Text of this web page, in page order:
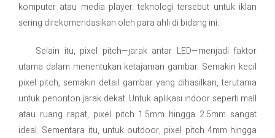
komputer atau media player. teknologi tersebut untuk iklan
sering direkomendasikan oleh para ahli di bidang ini.
Selain itu, pixel pitch—jarak antar LED—menjadi faktor
utama dalam menentukan ketajaman gambar. Semakin kecil
pixel pitch, semakin detail gambar yang dihasilkan, terutama
untuk penonton jarak dekat. Untuk aplikasi indoor seperti mall
atau ruang rapat, pixel pitch 1.5mm hingga 2.5mm sangat
ideal. Sementara itu, untuk outdoor, pixel pitch 4mm hingga